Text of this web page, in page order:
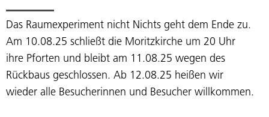
Das Raumexperiment nicht Nichts geht dem Ende zu.
Am 10.08.25 schließt die Moritzkirche um 20 Uhr
ihre Pforten und bleibt am 11.08.25 wegen des
Rückbaus geschlossen. Ab 12.08.25 heißen wir
wieder alle Besucherinnen und Besucher willkommen.